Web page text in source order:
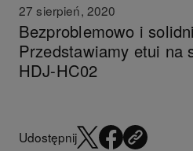
27 sierpień, 2020
Bezproblemowo i
Przedstawiamy etui na
HDJ-HC02
Udostępnij